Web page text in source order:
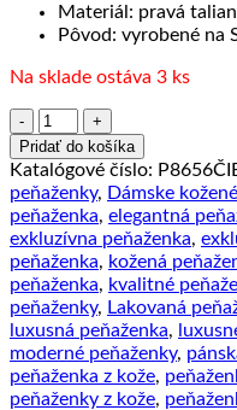
Materiál: pravá
Pôvod: vyrobené na
Na sklade ostáva 3 ks
množstvo
Kožená
dámska
peňaženka
s
bohatou
výbavou
č.8656,
čierna
farba
Pridať do košíka
Katalógové číslo:
peňaženky, Dámske
peňaženka, elegantná
exkluzívna peňaženka,
peňaženka, kožená
peňaženka, kvalitné
peňaženky, Lakovaná
luxusná peňaženka,
moderné peňaženky,
peňaženka z kože,
peňaženky z kože,